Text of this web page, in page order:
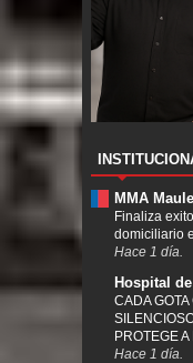
MMA Maule
Finaliza
domiciliario
Hace 1 día.
Hospital
CADA
PROTEGE
Hace 1 día.